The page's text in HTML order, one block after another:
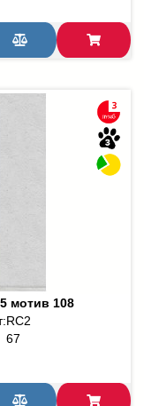
мотив 108
RC2
67